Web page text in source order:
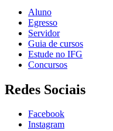
Aluno
Egresso
Servidor
Guia de cursos
Estude no IFG
Concursos
Redes Sociais
Facebook
Instagram